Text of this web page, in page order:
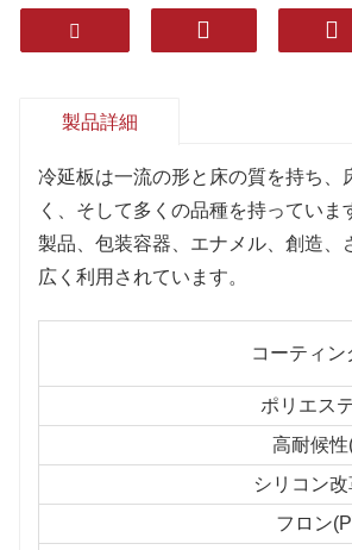
ル、建設、その他の産業
製品詳細
冷延板は一流の形と床の質を持ち、
く、そして多くの品種を持っていま
製品、包装容器、エナメル、創造、
広く利用されています。
コーティン
ポリエス
高耐候
シリコン
フロン